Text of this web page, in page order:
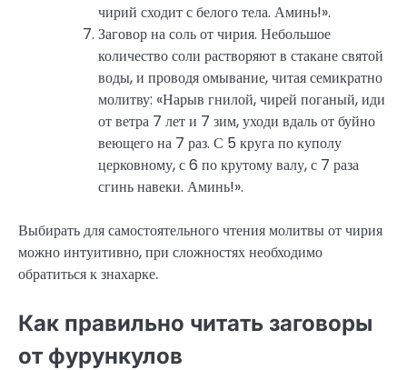
чирий сходит с белого тела. Аминь!».
Заговор на соль от чирия. Небольшое
количество соли растворяют в стакане святой
воды, и проводя омывание, читая семикратно
молитву: «Нарыв гнилой, чирей поганый, иди
от ветра 7 лет и 7 зим, уходи вдаль от буйно
веющего на 7 раз. С 5 круга по куполу
церковному, с 6 по крутому валу, с 7 раза
сгинь навеки. Аминь!».
Выбирать для самостоятельного чтения молитвы от чирия
можно интуитивно, при сложностях необходимо
обратиться к знахарке.
Как правильно читать заговоры
от фурункулов